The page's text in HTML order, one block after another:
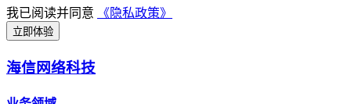
我已阅读并同意 《隐私政策》
立即体验
海信网络科技